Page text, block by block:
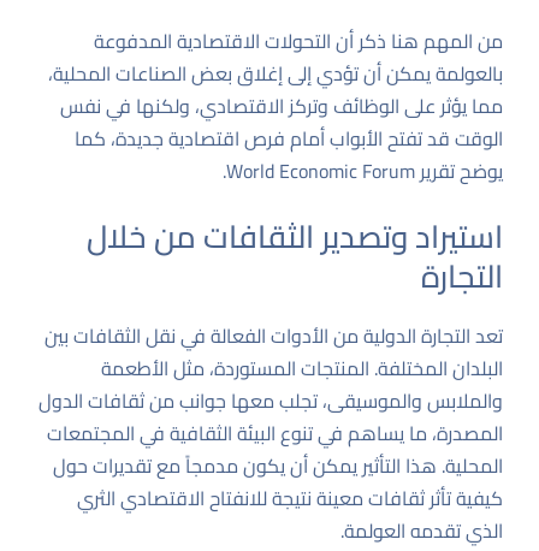
من المهم هنا ذكر أن التحولات الاقتصادية المدفوعة
بالعولمة يمكن أن تؤدي إلى إغلاق بعض الصناعات المحلية،
مما يؤثر على الوظائف وتركز الاقتصادي، ولكنها في نفس
الوقت قد تفتح الأبواب أمام فرص اقتصادية جديدة، كما
يوضح تقريرWorld Economic Forum
.
استيراد وتصدير الثقافات من خلال
التجارة
تعد التجارة الدولية من الأدوات الفعالة في نقل الثقافات بين
البلدان المختلفة. المنتجات المستوردة، مثل الأطعمة
والملابس والموسيقى، تجلب معها جوانب من ثقافات الدول
المصدرة، ما يساهم في تنوع البيئة الثقافية في المجتمعات
المحلية. هذا التأثير يمكن أن يكون مدمجاً مع تقديرات حول
كيفية تأثر ثقافات معينة نتيجة للانفتاح الاقتصادي الثري
الذي تقدمه العولمة.